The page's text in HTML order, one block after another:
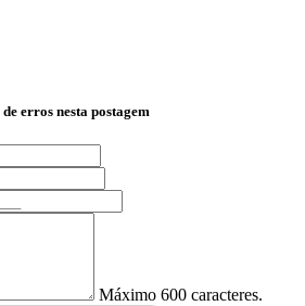
erros nesta postagem
Máximo 600 caracteres.